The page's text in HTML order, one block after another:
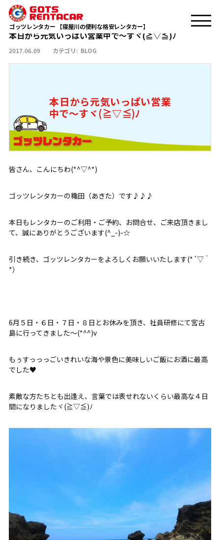
ゴッツレンタカー 【寝屋川の便利な格安レンタカー】
TOP BLOG
本日から元気いっぱい営業中で～すヾ(≧▽≦)ﾉ
2017.06.09 カテゴリ: BLOG
本日から元気いっぱい営業
中で～すヾ(≧▽≦)ﾉ
皆さん、こんにちわ(*^▽^*)
ゴッツレンタカーの穐田（あきた）です♪♪♪
本日もレンタカーのご利用・ご予約、お問合せ、ご来店頂きまし
て、誠にありがとうございます(^_-)-☆
引き続き、ゴッツレンタカーをよろしくお願いいたします(*´▽｀
*）
6月５日・６日・７日・８日とお休みを頂き、社員研修にて宮古
島に行ってきました～(*^^)v
もぅすっっっごいきれいな海や景色に美味しいご飯にお酒に最高
でした♥
素敵な方たちとも出逢え、言葉では表せれないくらい最高な４日
間になりましたヾ(≧▽≦)ﾉ